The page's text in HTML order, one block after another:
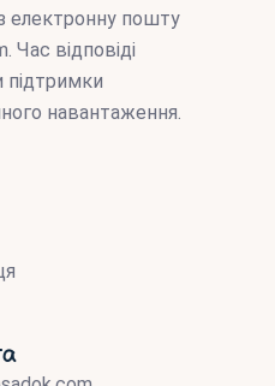
електронну пошту
. Час відповіді
підтримки
навантаження.